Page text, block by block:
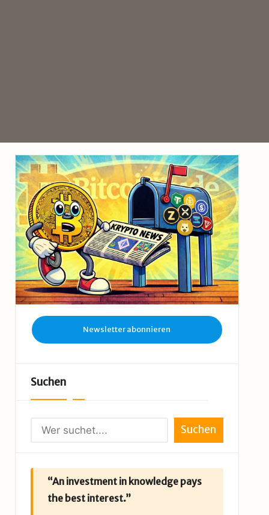
Newsletter abonnieren
Suchen
Suchen
“An investment in knowledge pays
the best interest.”